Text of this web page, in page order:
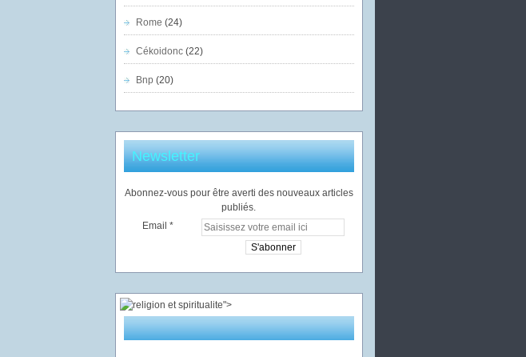
Rome (24)
Cékoidonc(22)
Bnp (20)
Newsletter
Abonnez-vous pour être averti des nouveaux articles
publiés.
Email
">